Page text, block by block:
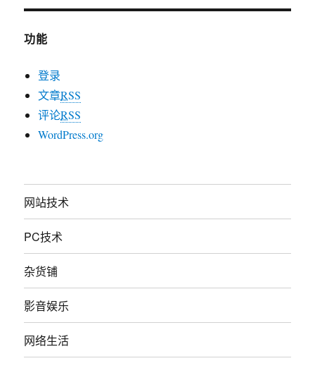
功能
登录
文章RSS
评论RSS
WordPress.org
网站技术
PC技术
杂货铺
影音娱乐
网络生活